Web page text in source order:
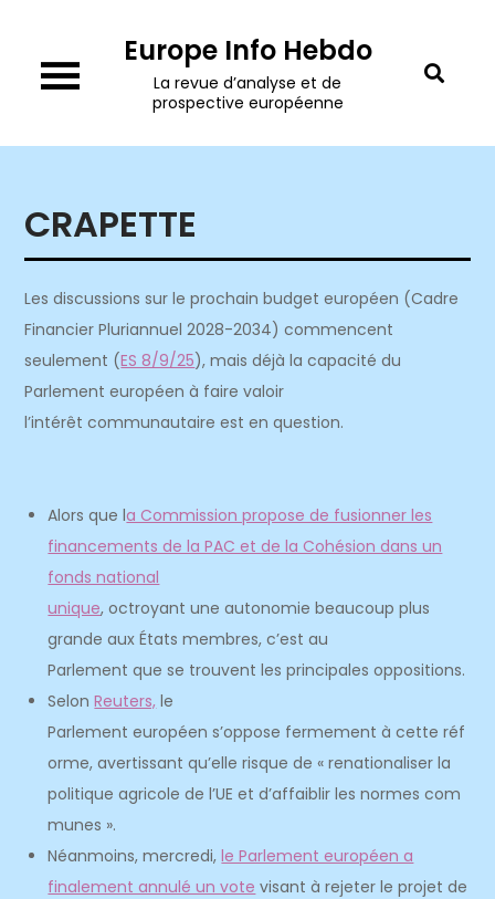
content
Europe Info Hebdo
La revue d’analyse et de
prospective européenne
CRAPETTE
Les discussions sur le prochain budget européen (Cadre
Financier Pluriannuel 2028-2034) commencent
seulement (ES 8/9/25), mais déjà la capacité du
Parlement européen à faire valoir
l’intérêt communautaire est en question.
Alors que la Commission propose de fusionner les
financements de la PAC et de la Cohésion dans un
fonds national
unique, octroyant une autonomie beaucoup plus
grande aux États membres, c’est au
Parlement que se trouvent les principales oppositions.
SelonReuters, le
Parlement européen s’oppose fermement à cette réf
orme, avertissant qu’elle risque de « renationaliser la
politique agricole de l’UE et d’affaiblir les normes com
munes ».
Néanmoins, mercredi,le Parlement européen a
finalement annulé un vote visant à rejeter le projet de